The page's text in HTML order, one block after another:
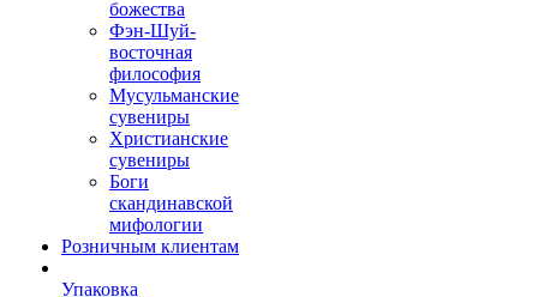
божества
Фэн-Шуй-
восточная
философия
Мусульманские
сувениры
Христианские
сувениры
Боги
скандинавской
мифологии
Розничным клиентам
Упаковка